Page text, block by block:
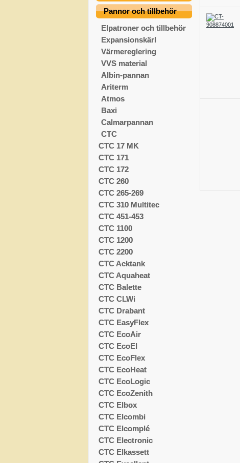
Pannor och tillbehör
Elpatroner och tillbehör
Expansionskärl
Värmereglering
VVS material
Albin-pannan
Ariterm
Atmos
Baxi
Calmarpannan
CTC
CTC 17 MK
CTC 171
CTC 172
CTC 260
CTC 265-269
CTC 310 Multitec
CTC 451-453
CTC 1100
CTC 1200
CTC 2200
CTC Acktank
CTC Aquaheat
CTC Balette
CTC CLWi
CTC Drabant
CTC EasyFlex
CTC EcoAir
CTC EcoEl
CTC EcoFlex
CTC EcoHeat
CTC EcoLogic
CTC EcoZenith
CTC Elbox
CTC Elcombi
CTC Elcomplé
CTC Electronic
CTC Elkassett